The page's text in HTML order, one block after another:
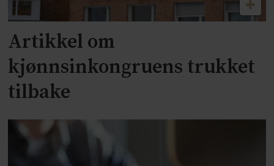
Artikkel om
kjønnsinkongruens trukket
tilbake